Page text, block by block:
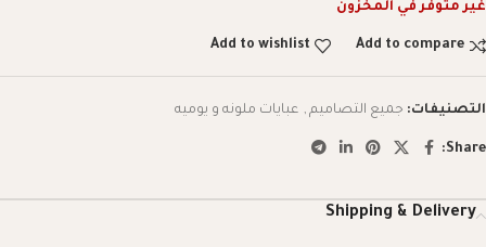
غير متوفر في المخزون
Add to compare
Add to wishlist
التصنيفات: جميع التصاميم , عبايات ملونه و يوميه
Share:
Shipping & Delivery